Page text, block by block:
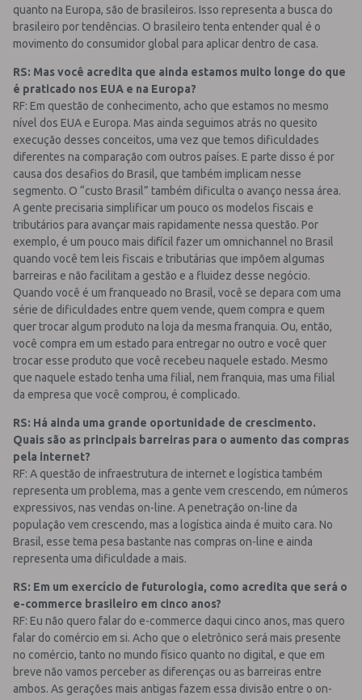
quanto na Europa, são de brasileiros. Isso representa a busca do
brasileiro por tendências. O brasileiro tenta entender qual é o
movimento do consumidor global para aplicar dentro de casa.
RS: Mas você acredita que ainda estamos muito longe do que
é praticado nos EUA e na Europa?
RF: Em questão de conhecimento, acho que estamos no mesmo
nível dos EUA e Europa. Mas ainda seguimos atrás no quesito
execução desses conceitos, uma vez que temos dificuldades
diferentes na comparação com outros países. E parte disso é por
causa dos desafios do Brasil, que também implicam nesse
segmento. O “custo Brasil” também dificulta o avanço nessa área.
A gente precisaria simplificar um pouco os modelos fiscais e
tributários para avançar mais rapidamente nessa questão. Por
exemplo, é um pouco mais difícil fazer um omnichannel no Brasil
quando você tem leis fiscais e tributárias que impõem algumas
barreiras e não facilitam a gestão e a fluidez desse negócio.
Quando você é um franqueado no Brasil, você se depara com uma
série de dificuldades entre quem vende, quem compra e quem
quer trocar algum produto na loja da mesma franquia. Ou, então,
você compra em um estado para entregar no outro e você quer
trocar esse produto que você recebeu naquele estado. Mesmo
que naquele estado tenha uma filial, nem franquia, mas uma filial
da empresa que você comprou, é complicado.
RS: Há ainda uma grande oportunidade de crescimento.
Quais são as principais barreiras para o aumento das compras
pela internet?
RF: A questão de infraestrutura de internet e logística também
representa um problema, mas a gente vem crescendo, em números
expressivos, nas vendas on-line. A penetração on-line da
população vem crescendo, mas a logística ainda é muito cara. No
Brasil, esse tema pesa bastante nas compras on-line e ainda
representa uma dificuldade a mais.
RS: Em um exercício de futurologia, como acredita que será o
e-commerce brasileiro em cinco anos?
RF: Eu não quero falar do e-commerce daqui cinco anos, mas quero
falar do comércio em si. Acho que o eletrônico será mais presente
no comércio, tanto no mundo físico quanto no digital, e que em
breve não vamos perceber as diferenças ou as barreiras entre
ambos. As gerações mais antigas fazem essa divisão entre o on-